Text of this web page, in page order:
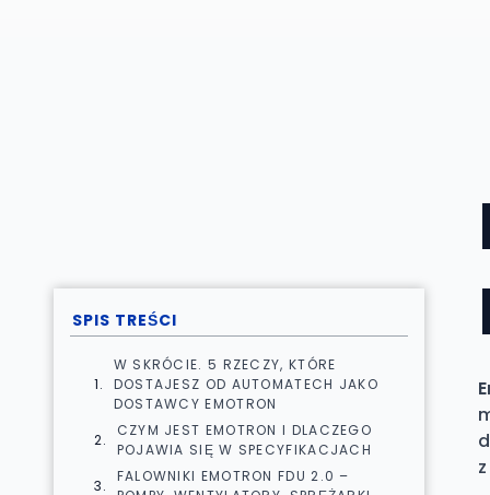
SPIS TREŚCI
W SKRÓCIE. 5 RZECZY, KTÓRE
DOSTAJESZ OD AUTOMATECH JAKO
DOSTAWCY EMOTRON
CZYM JEST EMOTRON I DLACZEGO
POJAWIA SIĘ W SPECYFIKACJACH
FALOWNIKI EMOTRON FDU 2.0 –